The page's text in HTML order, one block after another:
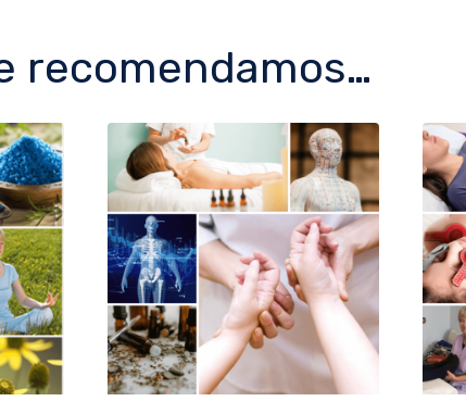
recomendamos…